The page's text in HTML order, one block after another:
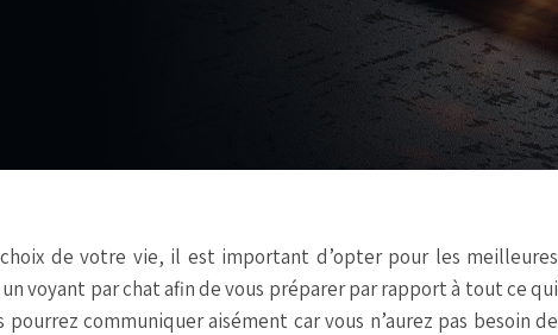
de votre vie, il est important d’opter pour les meilleures
voyant par chat afin de vous préparer par rapport à tout ce qui
communiquer aisément car vous n’aurez pas besoin de